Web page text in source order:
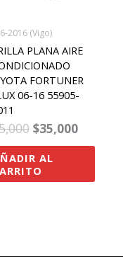
2016 (Vigo)
PLANA AIRE
FORTUNER
06-16 55905-
$35,000
AL